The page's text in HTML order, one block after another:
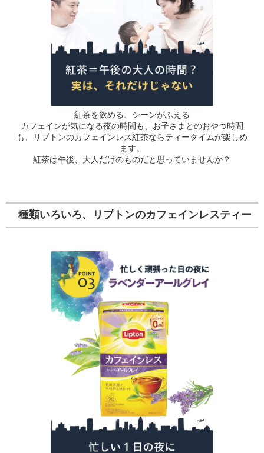
紅茶を飲める、シーンがふえる
カフェインが気になる夜の時間も、お子さまとのおやつ時間
も、リプトンのカフェインレス紅茶ならティータイムが楽しめ
ます。
紅茶は午後、大人だけのものだと思っていませんか？
種類いろいろ、リプトンのカフェインレスティー